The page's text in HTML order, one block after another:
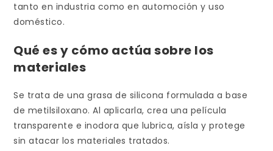
tanto en industria como en automoción y uso
doméstico.
Qué es y cómo actúa sobre los
materiales
Se trata de una grasa de silicona formulada a base
de metilsiloxano. Al aplicarla, crea una película
transparente e inodora que lubrica, aísla y protege
sin atacar los materiales tratados.